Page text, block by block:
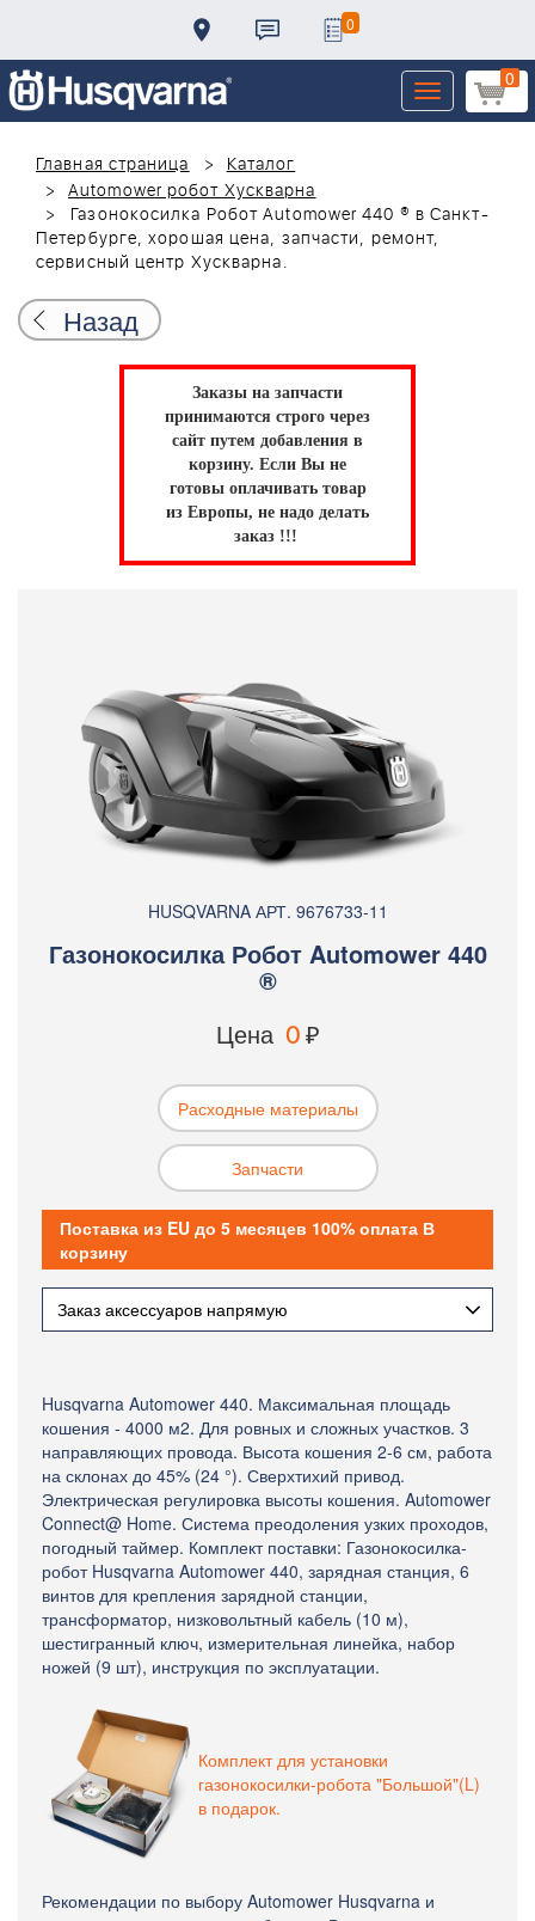
0
0
Toggle
navigation
Главная страница
Каталог
Automower робот Хускварна
Газонокосилка Робот Automower 440 ® в Санкт-
Петербурге, хорошая цена, запчасти, ремонт,
сервисный центр Хускварна.
Назад
Заказы на запчасти
принимаются строго через
сайт путем добавления в
корзину. Если Вы не
готовы оплачивать товар
из Европы, не надо делать
заказ !!!
Husqvarna Automower 440. Максимальная площадь
кошения - 4000 м2. Для ровных и сложных участков. 3
направляющих провода. Высота кошения 2-6 см, работа
на склонах до 45% (24 °). Сверхтихий привод.
Электрическая регулировка высоты кошения. Automower
Connect@ Home. Система преодоления узких проходов,
погодный таймер. Комплект поставки: Газонокосилка-
робот Husqvarna Automower 440, зарядная станция, 6
винтов для крепления зарядной станции,
трансформатор, низковольтный кабель (10 м),
шестигранный ключ, измерительная линейка, набор
ножей (9 шт), инструкция по эксплуатации.
Комплект для установки
газонокосилки-робота "Большой"(L)
в подарок.
Рекомендации по выбору Automower Husqvarna и
HUSQVARNA АРТ. 9676733-11
Газонокосилка Робот Automower 440
®
Цена 0₽
Расходные материалы
Запчасти
Поставка из EU до 5 месяцев 100% оплата В
корзину
Заказ аксессуаров напрямую